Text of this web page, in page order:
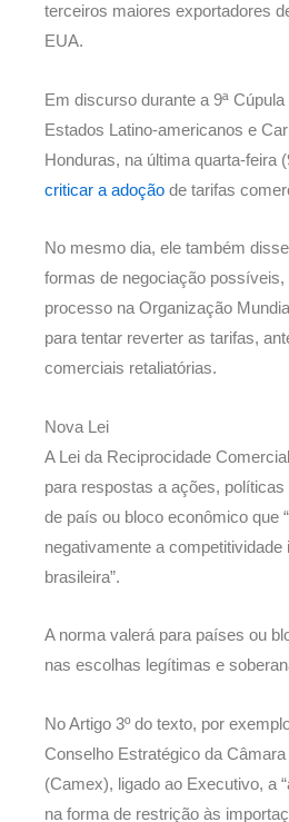
terceiros maiores exportadores
EUA.
Em discurso durante a 9ª
Estados Latino-americanos e
Honduras, na última quarta-feira
criticar a adoção de tarifas
No mesmo dia, ele também
formas de negociação possíveis,
processo na Organização
para tentar reverter as tarifas,
comerciais retaliatórias.
Nova Lei
A Lei da Reciprocidade
para respostas a ações,
de país ou bloco econômico que
negativamente a competitividade
brasileira”.
A norma valerá para países ou
nas escolhas legítimas e
No Artigo 3º do texto, por
Conselho Estratégico da
(Camex), ligado ao Executivo, a
na forma de restrição às